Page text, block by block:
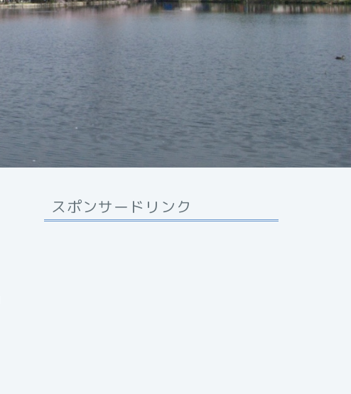
スポンサードリンク